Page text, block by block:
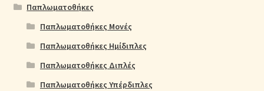
Παπλωματοθήκες
Παπλωματοθήκες Μονές
Παπλωματοθήκες Ημίδιπλες
Παπλωματοθήκες Διπλές
Παπλωματοθήκες Υπέρδιπλες